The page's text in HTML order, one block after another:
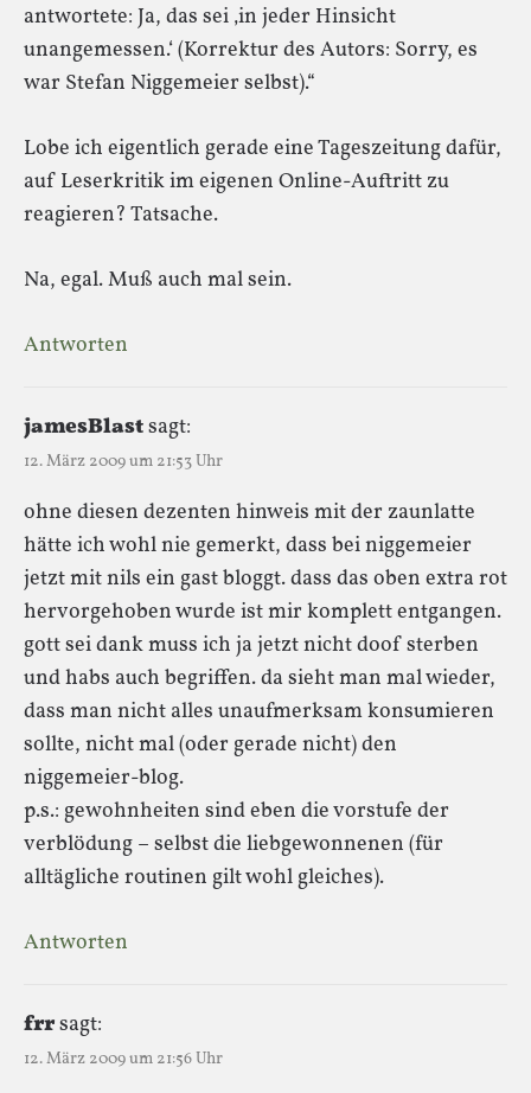
antwortete: Ja, das sei ‚in jeder Hinsicht
unangemessen.‘ (Korrektur des Autors: Sorry, es
war Stefan Niggemeier selbst).“
Lobe ich eigentlich gerade eine Tageszeitung dafür,
auf Leserkritik im eigenen Online-Auftritt zu
reagieren? Tatsache.
Na, egal. Muß auch mal sein.
Antworten
jamesBlastsagt:
12. März 2009 um 21:53 Uhr
ohne diesen dezenten hinweis mit der zaunlatte
hätte ich wohl nie gemerkt, dass bei niggemeier
jetzt mit nils ein gast bloggt. dass das oben extra rot
hervorgehoben wurde ist mir komplett entgangen.
gott sei dank muss ich ja jetzt nicht doof sterben
und habs auch begriffen. da sieht man mal wieder,
dass man nicht alles unaufmerksam konsumieren
sollte, nicht mal (oder gerade nicht) den
niggemeier-blog.
p.s.: gewohnheiten sind eben die vorstufe der
verblödung – selbst die liebgewonnenen (für
alltägliche routinen gilt wohl gleiches).
Antworten
frrsagt:
12. März 2009 um 21:56 Uhr